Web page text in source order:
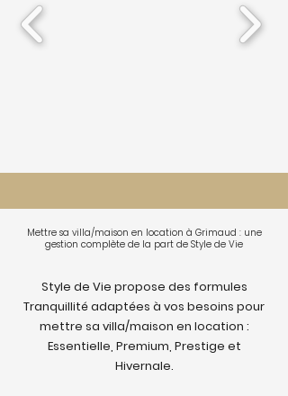
Mettre sa villa/maison en location à Grimaud : une
gestion complète de la part de Style de Vie
Style de Vie propose des formules
Tranquillité adaptées à vos besoins pour
mettre sa villa/maison en location :
Essentielle, Premium, Prestige et
Hivernale.